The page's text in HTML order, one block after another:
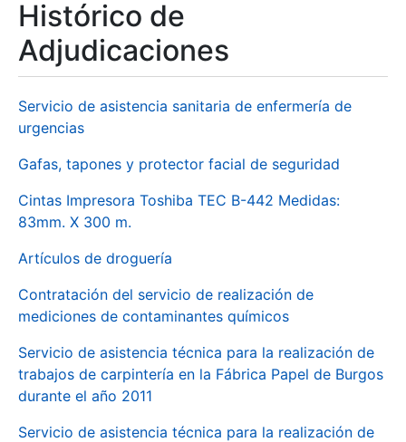
Histórico de
Adjudicaciones
Servicio de asistencia sanitaria de enfermería de
urgencias
Gafas, tapones y protector facial de seguridad
Cintas Impresora Toshiba TEC B-442 Medidas:
83mm. X 300 m.
Artículos de droguería
Contratación del servicio de realización de
mediciones de contaminantes químicos
Servicio de asistencia técnica para la realización de
trabajos de carpintería en la Fábrica Papel de Burgos
durante el año 2011
Servicio de asistencia técnica para la realización de